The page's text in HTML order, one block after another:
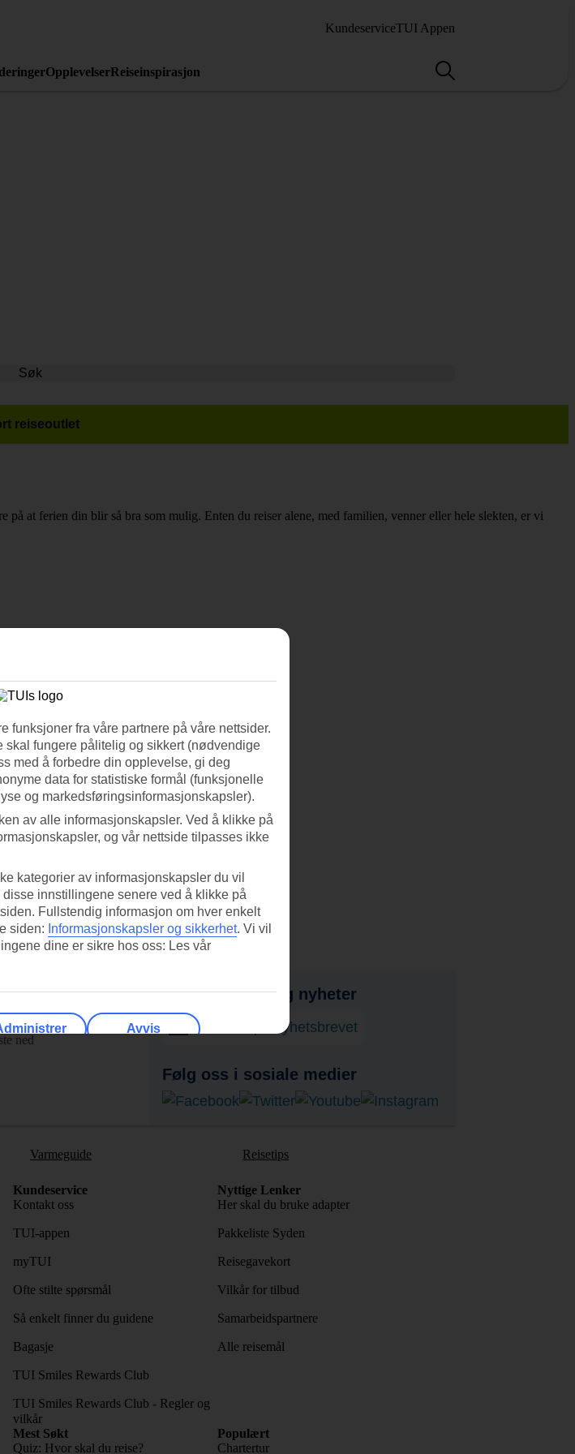
KundeserviceTUI Appen
OpplevelserReiseinspirasjon
Søk
reiseoutlet
at ferien din blir så bra som mulig. Enten du reiser alene, med familien, venner eller hele slekten, er vi
ned
Få tilbud, tips og nyheter
Abonner på nyhetsbrevet
Følg oss i sosiale medier
Varmeguide Reisetips
Kundeservice
Kontakt oss
TUI-appen
myTUI
Ofte stilte spørsmål
Så enkelt finner du guidene
Bagasje
TUI Smiles Rewards Club
TUI Smiles Rewards Club - Regler og
vilkår
Nyttige Lenker
Her skal du bruke adapter
Pakkeliste Syden
Reisegavekort
Vilkår for tilbud
Samarbeidspartnere
Alle reisemål
Mest Søkt
Quiz: Hvor skal du reise?
Populært
Chartertur
funksjoner fra våre partnere på våre nettsider.
skal fungere pålitelig og sikkert (nødvendige
med å forbedre din opplevelse, gi deg
data for statistiske formål (funksjonelle
og markedsføringsinformasjonskapsler).
av alle informasjonskapsler. Ved å klikke på
og vår nettside tilpasses ikke
kategorier av informasjonskapsler du vil
innstillingene senere ved å klikke på
Fullstendig informasjon om hver enkelt
siden: Informasjonskapsler og sikkerhet. Vi vil
dine er sikre hos oss: Les vår
Avvis